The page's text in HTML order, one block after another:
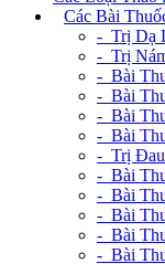
Các Bài
- Trị Dạ
- Trị
- Bài
- Bài
- Bài
- Bài
- Trị
- Bài
- Bài
- Bài
- Bài
- Bài